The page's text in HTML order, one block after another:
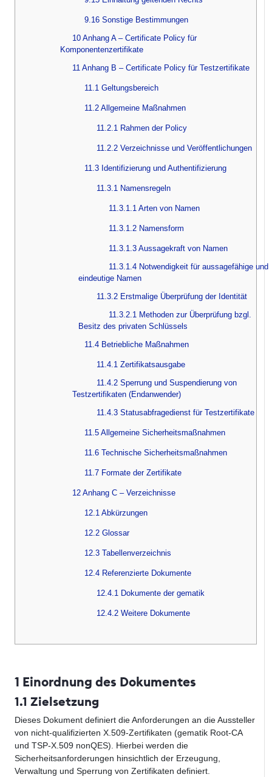
9.16 Sonstige Bestimmungen
10 Anhang A – Certificate Policy für
Komponentenzertifikate
11 Anhang B – Certificate Policy für Testzertifikate
11.1 Geltungsbereich
11.2 Allgemeine Maßnahmen
11.2.1 Rahmen der Policy
11.2.2 Verzeichnisse und Veröffentlichungen
11.3 Identifizierung und Authentifizierung
11.3.1 Namensregeln
11.3.1.1 Arten von Namen
11.3.1.2 Namensform
11.3.1.3 Aussagekraft von Namen
11.3.1.4 Notwendigkeit für aussagefähige und
eindeutige Namen
11.3.2 Erstmalige Überprüfung der Identität
11.3.2.1 Methoden zur Überprüfung bzgl.
Besitz des privaten Schlüssels
11.4 Betriebliche Maßnahmen
11.4.1 Zertifikatsausgabe
11.4.2 Sperrung und Suspendierung von
Testzertifikaten (Endanwender)
11.4.3 Statusabfragedienst für Testzertifikate
11.5 Allgemeine Sicherheitsmaßnahmen
11.6 Technische Sicherheitsmaßnahmen
11.7 Formate der Zertifikate
12 Anhang C – Verzeichnisse
12.1 Abkürzungen
12.2 Glossar
12.3 Tabellenverzeichnis
12.4 Referenzierte Dokumente
12.4.1 Dokumente der gematik
12.4.2 Weitere Dokumente
1 Einordnung des Dokumentes
1.1 Zielsetzung
Dieses Dokument definiert die Anforderungen an die Aussteller
von nicht-qualifizierten X.509-Zertifikaten (gematik Root-CA
und TSP-X.509 nonQES). Hierbei werden die
Sicherheitsanforderungen hinsichtlich der Erzeugung,
Verwaltung und Sperrung von Zertifikaten definiert.